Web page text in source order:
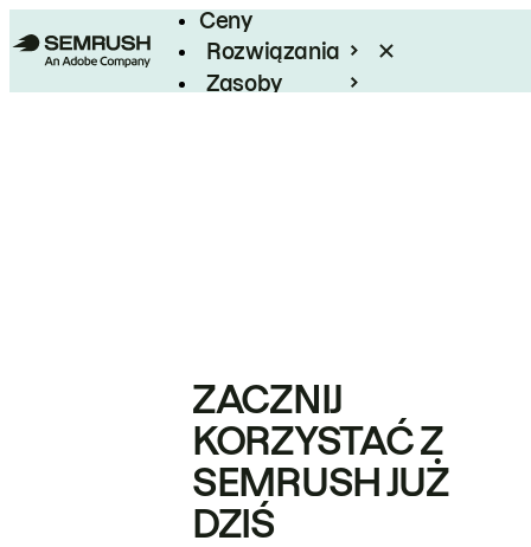
Ceny
Rozwiązania
Zasoby
ZACZNIJ
KORZYSTAĆ Z
SEMRUSH JUŻ
DZIŚ